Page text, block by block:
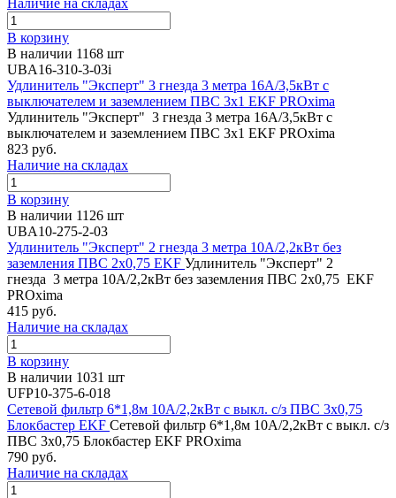
В корзину
В наличии 1168 шт
UBA16-310-3-03i
Удлинитель "Эксперт" 3 гнезда 3 метра 16А/3,5кВт с
выключателем и заземлением ПВС 3х1 EKF PROxima
Удлинитель "Эксперт" 3 гнезда 3 метра 16А/3,5кВт с
выключателем и заземлением ПВС 3х1 EKF PROxima
823 руб.
Наличие на складах
В корзину
В наличии 1126 шт
UBA10-275-2-03
Удлинитель "Эксперт" 2 гнезда 3 метра 10А/2,2кВт без
заземления ПВС 2х0,75 EKF Удлинитель "Эксперт" 2
гнезда 3 метра 10А/2,2кВт без заземления ПВС 2х0,75 EKF
PROxima
415 руб.
Наличие на складах
В корзину
В наличии 1031 шт
UFP10-375-6-018
Сетевой фильтр 6*1,8м 10А/2,2кВт с выкл. c/з ПВС 3х0,75
Блокбастер EKF Сетевой фильтр 6*1,8м 10А/2,2кВт с выкл. c/з
ПВС 3х0,75 Блокбастер EKF PROxima
790 руб.
Наличие на складах